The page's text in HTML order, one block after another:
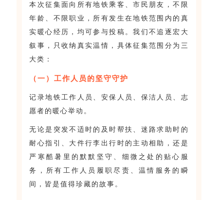
本次征集面向所有地铁乘客、市民朋友，不限
年龄、不限职业，所有发生在地铁范围内的真
实暖心经历，均可参与投稿。我们不追逐宏大
叙事，只收纳真实温情，具体征集范围分为三
大类：
（一）工作人员的坚守守护
记录地铁工作人员、安保人员、保洁人员、志
愿者的暖心举动。
无论是突发不适时的及时帮扶、迷路求助时的
耐心指引、大件行李出行时的主动相助，还是
严寒酷暑里的默默坚守、细微之处的贴心服
务，所有工作人员履职尽责、温情服务的瞬
间，皆是值得珍藏的故事。